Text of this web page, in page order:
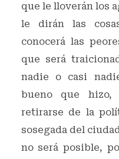
que le lloverán los
le dirán las
conocerá las
que será
nadie o casi
bueno que
retirarse de la
sosegada del
no será posible,